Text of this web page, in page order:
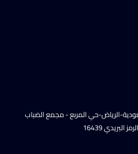
الرياض-حي المربع - مجمع الضباب